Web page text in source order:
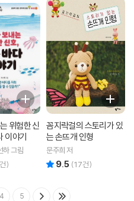
위험한 신
이야기
하 그림
건)
꼼지락걸의 스토리가 있
는 손뜨개 인형
문주희 저
9.5 (17건)
4 5